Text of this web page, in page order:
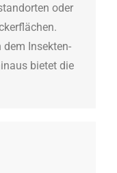
oder
Insekten-
bietet die